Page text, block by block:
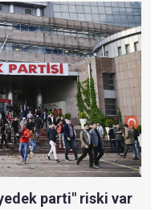
parti" riski var